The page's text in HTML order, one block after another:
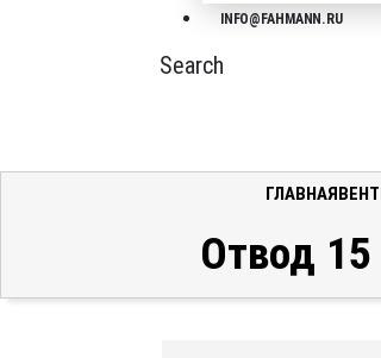
INFO@FAHMANN.RU
Search
ГЛАВНАЯ
Отвод